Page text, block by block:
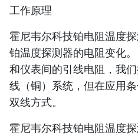
工作原理
霍尼韦尔科技铂电阻温度
铂温度探测器的电阻变化
和仪表间的引线电阻，我
线（铜）系统，但在应用
双线方式。
霍尼韦尔科技铂电阻温度